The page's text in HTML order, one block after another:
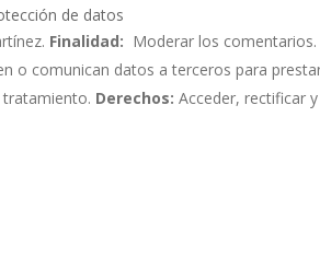
de datos
Finalidad: Moderar los comentarios.
o comunican datos a terceros para
Derechos: Acceder, rectificar